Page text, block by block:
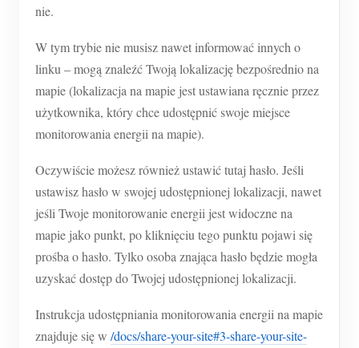
nie.
W tym trybie nie musisz nawet informować innych o
linku – mogą znaleźć Twoją lokalizację bezpośrednio na
mapie (lokalizacja na mapie jest ustawiana ręcznie przez
użytkownika, który chce udostępnić swoje miejsce
monitorowania energii na mapie).
Oczywiście możesz również ustawić tutaj hasło. Jeśli
ustawisz hasło w swojej udostępnionej lokalizacji, nawet
jeśli Twoje monitorowanie energii jest widoczne na
mapie jako punkt, po kliknięciu tego punktu pojawi się
prośba o hasło. Tylko osoba znająca hasło będzie mogła
uzyskać dostęp do Twojej udostępnionej lokalizacji.
Instrukcja udostępniania monitorowania energii na mapie
znajduje się w /docs/share-your-site#3-share-your-site-